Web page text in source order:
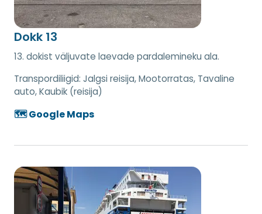
Dokk 13
13. dokist väljuvate laevade pardalemineku ala.
Transpordiliigid: Jalgsi reisija, Mootorratas, Tavaline
auto, Kaubik (reisija)
🗺️ Google Maps